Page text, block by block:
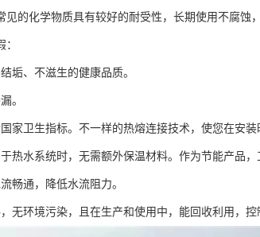
见的化学物质具有较好的耐受性，长期使用不腐蚀，
垢、不滋生的健康品质。
。
家卫生指标。不一样的热熔连接技术，使您在安装
热水系统时，无需额外保温材料。作为节能产品，
畅通，降低水流阻力。
无环境污染，且在生产和使用中，能回收利用，